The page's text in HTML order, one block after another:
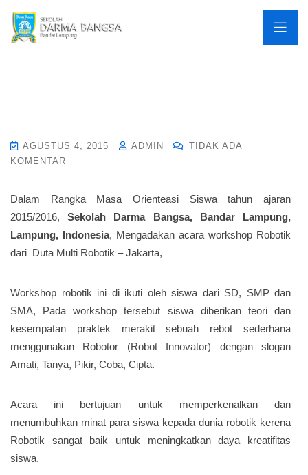
AGUSTUS 4, 2015 ADMIN
TIDAK ADA
KOMENTAR
Dalam Rangka Masa Orienteasi Siswa tahun ajaran
2015/2016,Sekolah Darma Bangsa, Bandar Lampung,
Lampung, Indonesia, Mengadakan acara workshop Robotik
dari Duta Multi Robotik – Jakarta,
Workshop robotik ini di ikuti oleh siswa dari SD, SMP dan
SMA, Pada workshop tersebut siswa diberikan teori dan
kesempatan praktek merakit sebuah rebot sederhana
menggunakan Robotor (Robot Innovator) dengan slogan
Amati, Tanya, Pikir, Coba, Cipta.
Acara ini bertujuan untuk memperkenalkan dan
menumbuhkan minat para siswa kepada dunia robotik kerena
Robotik sangat baik untuk meningkatkan daya kreatifitas
siswa,